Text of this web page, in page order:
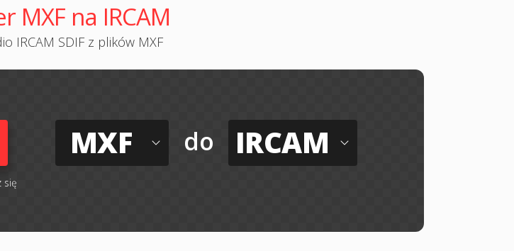
MXF na IRCAM
IRCAM SDIF z plików MXF
się
MXF do IRCAM